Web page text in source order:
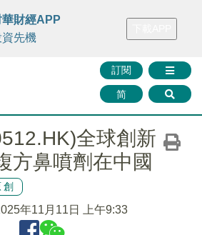
FINMETA 財華證券 媒體矩陣
訂閱
简
財經APP
先機
全球創新
方鼻噴劑在中國
創
年11月11日 上午9:33